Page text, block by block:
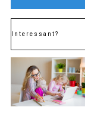
Interessant?